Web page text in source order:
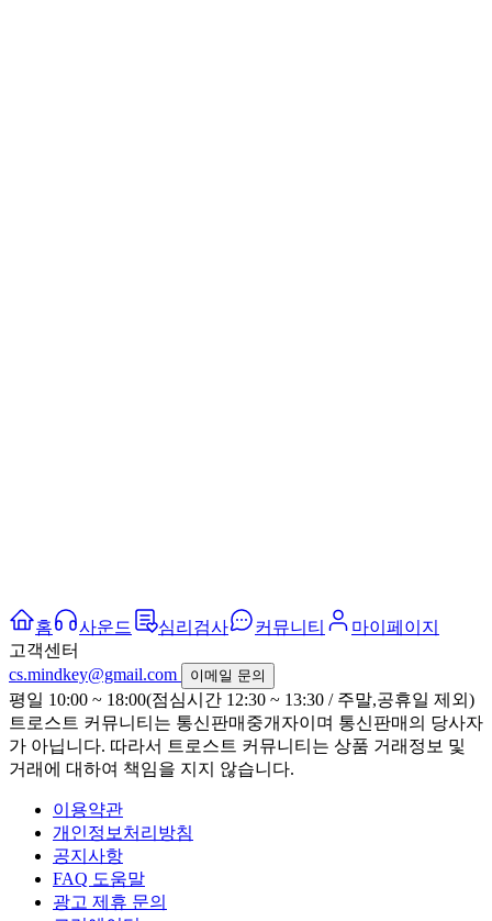
홈 사운드 심리검사 커뮤니티
마이페이지
고객센터
cs.mindkey@gmail.com
이메일 문의
평일 10:00 ~ 18:00(점심시간 12:30 ~ 13:30 / 주말,공휴일 제외)
트로스트 커뮤니티는 통신판매중개자이며 통신판매의 당사자
가 아닙니다. 따라서 트로스트 커뮤니티는 상품 거래정보 및
거래에 대하여 책임을 지지 않습니다.
이용약관
개인정보처리방침
공지사항
FAQ 도움말
광고 제휴 문의